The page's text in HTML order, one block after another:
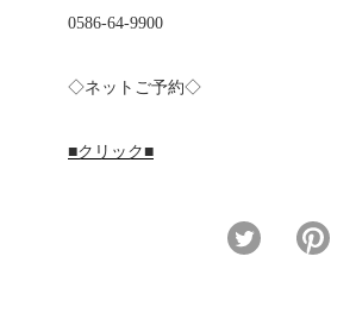
0586-64-9900
◇ネットご予約◇
■クリック■